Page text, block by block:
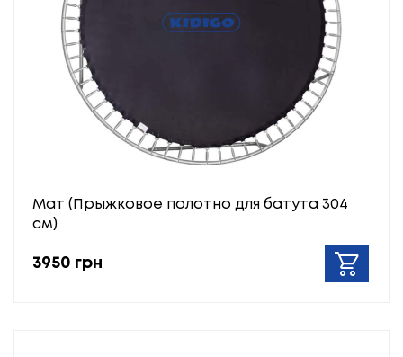
Мат (Прыжковое полотно для батута 304
см)
3950 грн